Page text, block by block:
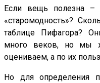
Если вещь полезна
«старомодность»?
таблице Пифагора?
много веков, но мы
оцениваем, а по их
Но для определения